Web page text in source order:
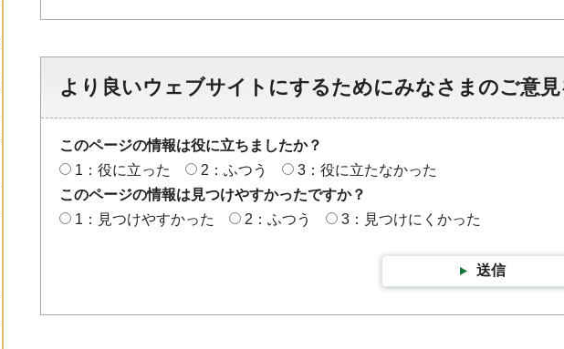
より良いウェブサイトにするためにみなさまのご意
このページの情報は役に立ちましたか？
1：役に立った
2：ふつう
3：役に立たなかった
このページの情報は見つけやすかったですか？
1：見つけやすかった
2：ふつう 3：見つけにくかった
送信